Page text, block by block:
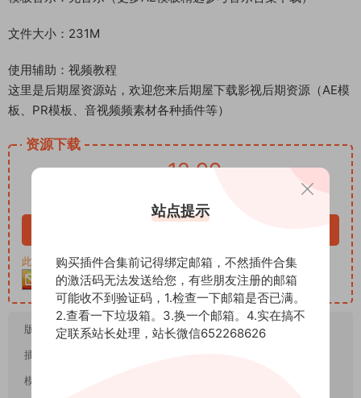
文件大小：231M
使用辅助：视频教程
这里是后期屋资源站，欢迎您来后期屋下载影视后期资源（AE模
板、PR模板、音视频频素材各种插件等）
资源下载
12.99
此资源购买后30天内可下载。客服QQ：652268626
版本要求：CC2019
插件要求：
模板尺寸：
站点提示
购买插件合集前记得绑定邮箱，不然插件合集
的激活码无法发送给您，有些朋友注册的邮箱
可能收不到验证码，1.检查一下邮箱是否已满。
2.查看一下垃圾箱。3.换一个邮箱。4.实在搞不
定联系站长处理，站长微信652268626